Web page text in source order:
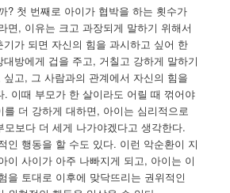
? 첫 번째로 아이가 협박을 하는 횟수가
면, 이유는 크고 과장되게 말하기 위해서
가 되면 자신의 힘을 과시하고 싶어 한
방에게 겁을 주고, 거칠고 강하게 말하기
고, 그 사람과의 관계에서 자신의 힘을
. 이때 부모가 한 살이라도 어릴 때 꺾어야
를 더 강하게 대하면, 아이는 심리적으로
모보다 더 세게 나가야겠다고 생각한다.
인 행동을 할 수도 있다. 이런 악순환이 지
이 사이가 아주 나빠지게 되고, 아이는 이
을 토대로 이후에 맞닥뜨리는 권위적인